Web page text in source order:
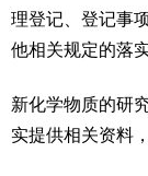
理登记、登记事
他相关规定的落
新化学物质的研
实提供相关资料